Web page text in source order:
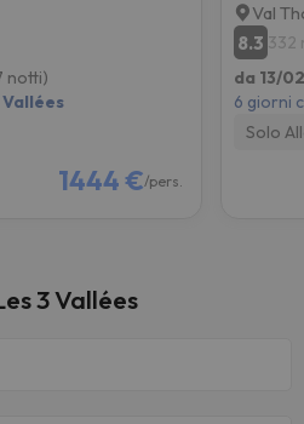
notti)
Vallées
1444 €/pers.
Val
8.3 332
da 13/
6 giorni
Solo
3 Vallées